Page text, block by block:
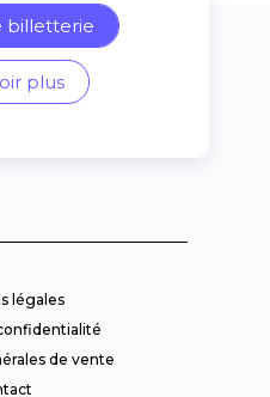
billetterie
plus
légales
de vente